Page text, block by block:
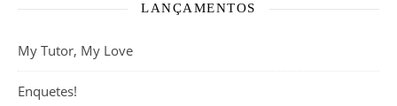
LANÇAMENTOS
My Tutor, My Love
Enquetes!